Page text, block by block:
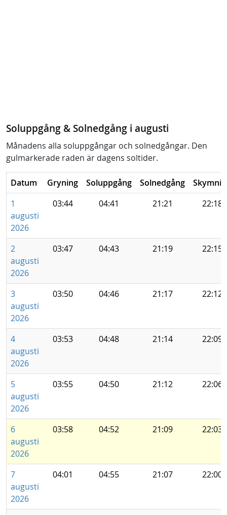
Soluppgång & Solnedgång i augusti
Månadens alla soluppgångar och solnedgångar. Den
gulmarkerade raden är dagens soltider.
Datum Gryning Soluppgång Solnedgång
1
augusti
2026
03:44 04:41 21:21 22:18
2
augusti
2026
03:47 04:43 21:19 22:15
3
augusti
2026
03:50 04:46 21:17 22:12
4
augusti
2026
03:53 04:48 21:14 22:09
5
augusti
2026
03:55 04:50 21:12 22:06
6
augusti
2026
03:58 04:52 21:09 22:03
7
augusti
2026
04:01 04:55 21:07 22:00